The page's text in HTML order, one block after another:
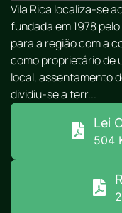
Vila Rica localiza-se
fundada em 1978
para a região com a
como proprietário de
local, assentamento
dividiu-se a terr...
Lei
504